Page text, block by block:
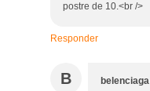
postre de 10.<br />
Responder
B belenciaga